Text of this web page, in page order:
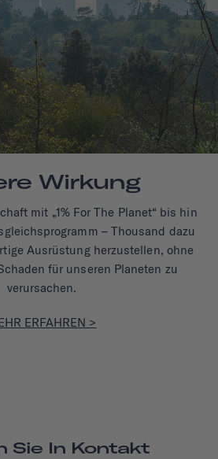
Wirkung
mit „1% For The Planet“ bis hin
– Thousand dazu
Ausrüstung herzustellen, ohne
für unseren Planeten zu
verursachen.
ERFAHREN >
Sie In Kontakt